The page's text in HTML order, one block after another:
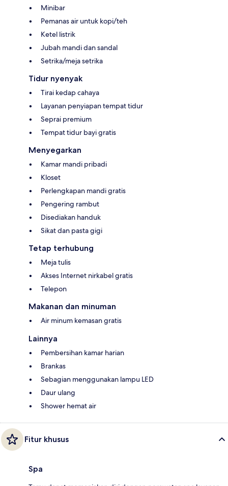
Minibar
Pemanas air untuk kopi/teh
Ketel listrik
Jubah mandi dan sandal
Setrika/meja setrika
Tidur nyenyak
Tirai kedap cahaya
Layanan penyiapan tempat tidur
Seprai premium
Tempat tidur bayi gratis
Menyegarkan
Kamar mandi pribadi
Kloset
Perlengkapan mandi gratis
Pengering rambut
Disediakan handuk
Sikat dan pasta gigi
Tetap terhubung
Meja tulis
Akses Internet nirkabel gratis
Telepon
Makanan dan minuman
Air minum kemasan gratis
Lainnya
Pembersihan kamar harian
Brankas
Sebagian menggunakan lampu LED
Daur ulang
Shower hemat air
Fitur khusus
Spa